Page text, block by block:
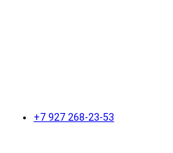
+7 927 268-23-53